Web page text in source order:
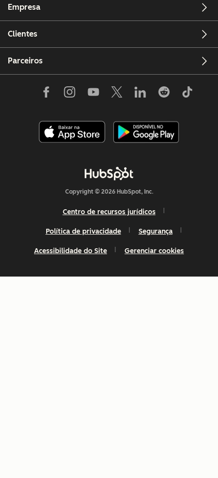
Empresa
Clientes
Parceiros
Copyright © 2026 HubSpot, Inc.
Centro de recursos jurídicos
Política de privacidade Segurança
Acessibilidade do Site Gerenciar cookies